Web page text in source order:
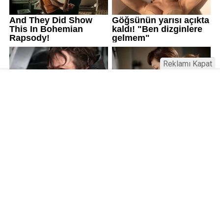
Reklamı Kapat